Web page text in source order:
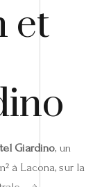
et
Giardino, un
à Lacona, sur la